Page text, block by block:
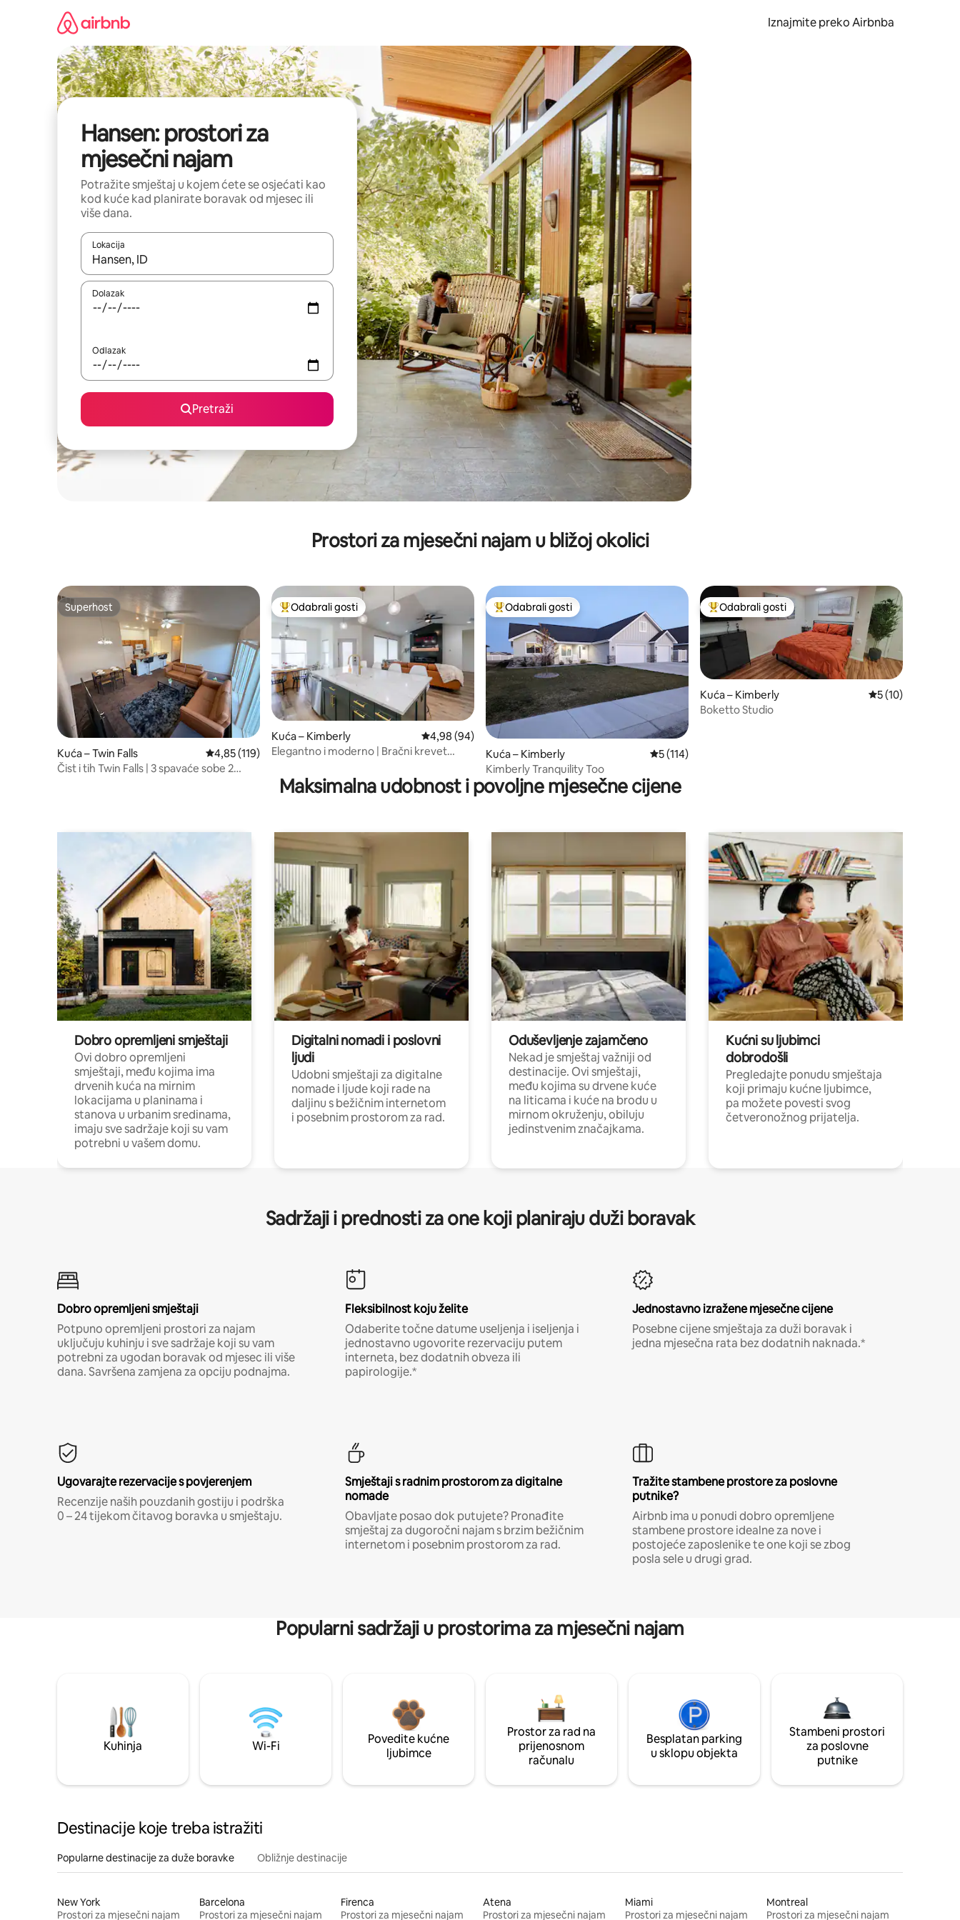
Iznajmite preko Airbnba
Hansen: prostori za
mjesečni najam
Potražite smještaj u kojem ćete se osjećati kao
kod kuće kad planirate boravak od mjesec ili
više dana.
Lokacija
Kada budu dostupni rezultati, moći ćete ih pregledati koristeći se strelicama prema gore i prema dolje, kao i dodirom ili prelaskom prstom po zaslonu.
Dolazak
Odlazak
Pretraži
Prostori za mjesečni najam u bližoj okolici
Superhost
Superhost
Kuća – Twin Falls Prosječna ocjena: 4,85/5, recenzija: 119
4,85 (119)
Čist i tih Twin Falls | 3 spavaće sobe 2
Među najviše rangiranima s oznakom „Odabrali gosti”
Odabrali gosti
Kuća – Kimberly Prosječna ocjena: 4,98/5, recenzija: 94
4,98 (94)
Elegantno i moderno | Bračni krevet
Među najviše rangiranima s oznakom „Odabrali gosti”
Odabrali gosti
Kuća – Kimberly Prosječna ocjena: 5/5, recenzija: 114
5 (114)
Kimberly Tranquility Too
Među najviše rangiranima s oznakom „Odabrali gosti”
Odabrali gosti
Kuća – Kimberly Prosječna ocjena:
5 (10)
Boketto Studio
Maksimalna udobnost i povoljne mjesečne cijene
Dobro opremljeni smještaji
Ovi dobro opremljeni
smještaji, među kojima ima
drvenih kuća na mirnim
lokacijama u planinama i
stanova u urbanim sredinama,
imaju sve sadržaje koji su vam
potrebni u vašem domu.
Digitalni nomadi i poslovni
ljudi
Udobni smještaji za digitalne
nomade i ljude koji rade na
daljinu s bežičnim internetom
i posebnim prostorom za rad.
Oduševljenje zajamčeno
Nekad je smještaj važniji od
destinacije. Ovi smještaji,
među kojima su drvene kuće
na liticama i kuće na brodu u
mirnom okruženju, obiluju
jedinstvenim značajkama.
Kućni su ljubimci
dobrodošli
Pregledajte ponudu smještaja
koji primaju kućne ljubimce,
pa možete povesti svog
četveronožnog prijatelja.
Sadržaji i prednosti za one koji planiraju duži boravak
Dobro opremljeni smještaji
Potpuno opremljeni prostori za najam
uključuju kuhinju i sve sadržaje koji su vam
potrebni za ugodan boravak od mjesec ili više
dana. Savršena zamjena za opciju podnajma.
Fleksibilnost koju želite
Odaberite točne datume useljenja i iseljenja i
jednostavno ugovorite rezervaciju putem
interneta, bez dodatnih obveza ili
papirologije.*
Jednostavno izražene mjesečne cijene
Posebne cijene smještaja za duži boravak i
jedna mjesečna rata bez dodatnih naknada.*
Ugovarajte rezervacije s povjerenjem
Recenzije naših pouzdanih gostiju i podrška
0 – 24 tijekom čitavog boravka u smještaju.
Smještaji s radnim prostorom za digitalne
nomade
Obavljate posao dok putujete? Pronađite
smještaj za dugoročni najam s brzim bežičnim
internetom i posebnim prostorom za rad.
Tražite stambene prostore za poslovne
putnike?
Airbnb ima u ponudi dobro opremljene
stambene prostore idealne za nove i
postojeće zaposlenike te one koji se zbog
posla sele u drugi grad.
Popularni sadržaji u prostorima za mjesečni najam
Kuhinja Wi-Fi
Povedite kućne
ljubimce
Prostor za rad na
prijenosnom
računalu
Besplatan parking
u sklopu objekta
Stambeni prostori
za poslovne
putnike
Destinacije koje treba istražiti
Popularne destinacije za duže boravke Obližnje destinacije
New York
Prostori za mjesečni najam
Barcelona
Prostori za mjesečni najam
Firenca
Prostori za mjesečni najam
Atena
Prostori za mjesečni najam
Miami
Prostori za mjesečni najam
Montreal
Prostori za mjesečni najam